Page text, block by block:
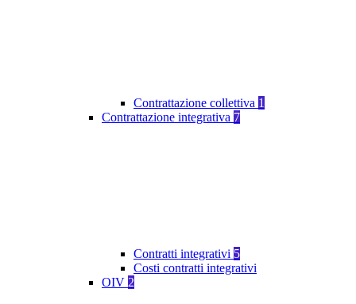
Contrattazione collettiva 1
Contrattazione integrativa 7
Contratti integrativi 5
Costi contratti integrativi
OIV 2